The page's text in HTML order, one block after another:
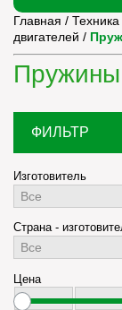
Главная /
двигателей /
Пружины
ФИЛЬТР
Изготовитель
Страна -
Цена